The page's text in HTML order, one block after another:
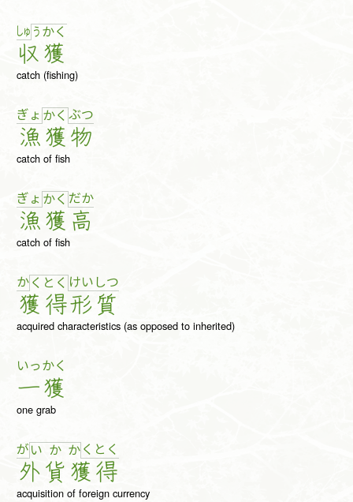
しゅ う
収
かく
獲
catch (fishing)
ぎょ
漁
かく
獲
ぶつ
物
catch of fish
ぎょ
漁
かく
獲
だか
高
catch of fish
か く
獲
と く
得
けい
形
しつ
質
acquired characteristics (as opposed to inherited)
いっ
一
かく
獲
one grab
が い
外
か
貨
か く
獲
と く
得
acquisition of foreign currency